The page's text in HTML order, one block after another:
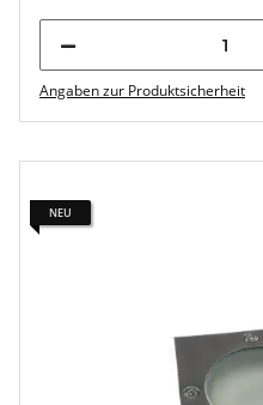
Angaben zur Produktsicherheit
NEU